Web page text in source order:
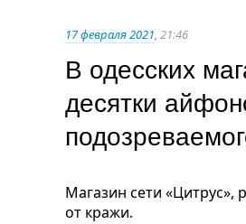
17 февраля 2021, 21:46
В одесских
десятки
Магазин сети
от кражи.